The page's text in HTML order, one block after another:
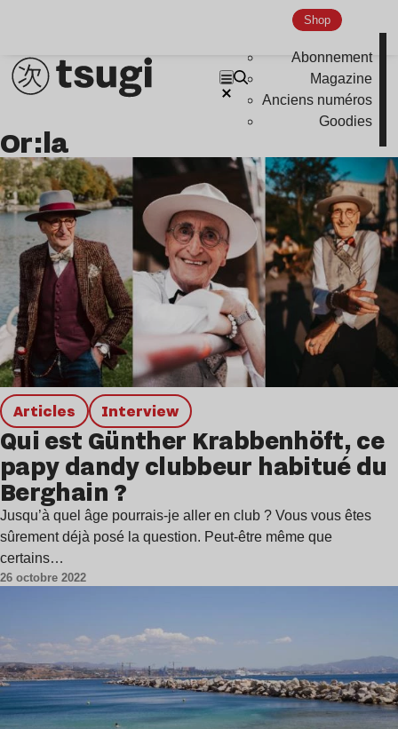
Shop
Abonnement
Magazine
Anciens numéros
Goodies
Or:la
Articles interview
Qui est Günther Krabbenhöft, ce
papy dandy clubbeur habitué du
Berghain ?
Jusqu’à quel âge pourrais-je aller en club ? Vous vous êtes
sûrement déjà posé la question. Peut-être même que
certains…
26 octobre 2022